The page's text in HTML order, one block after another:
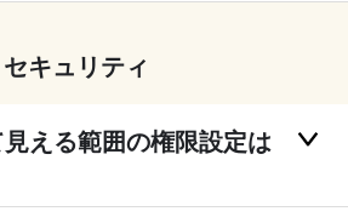
セキュリティ
える範囲の権限設定は